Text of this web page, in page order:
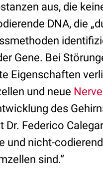
aus, die
DNA, die
Gene. Bei
Eigenschaften
und neue
des
Dr. Federico
und nicht-
sind.“